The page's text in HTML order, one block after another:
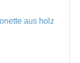
aus holz